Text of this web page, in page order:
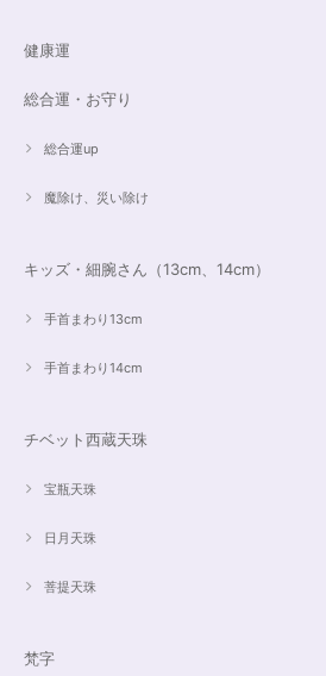
健康運
総合運・お守り
総合運up
魔除け、災い除け
キッズ・細腕さん（13cm、14cm）
手首まわり13cm
手首まわり14cm
チベット西蔵天珠
宝瓶天珠
日月天珠
菩提天珠
梵字